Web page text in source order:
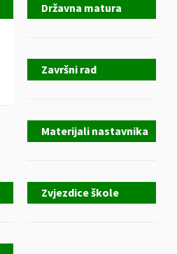
Državna matura
Završni rad
Materijali nastavnika
Zvjezdice škole